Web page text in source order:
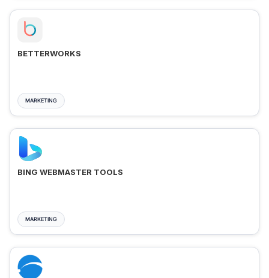
BETTERWORKS
MARKETING
BING WEBMASTER TOOLS
MARKETING